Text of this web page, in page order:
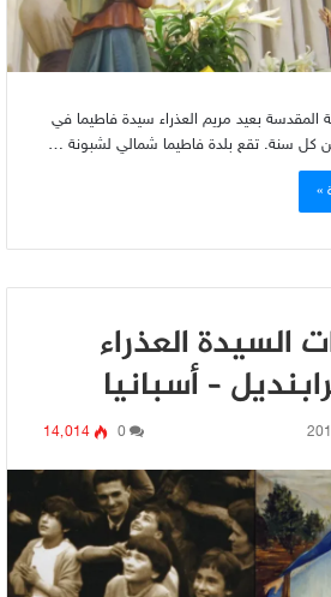
المقدسة بعيد مريم العذراء سيدة فاطيما في
»
السيدة العذراء
– أسبانيا
0 14٬014